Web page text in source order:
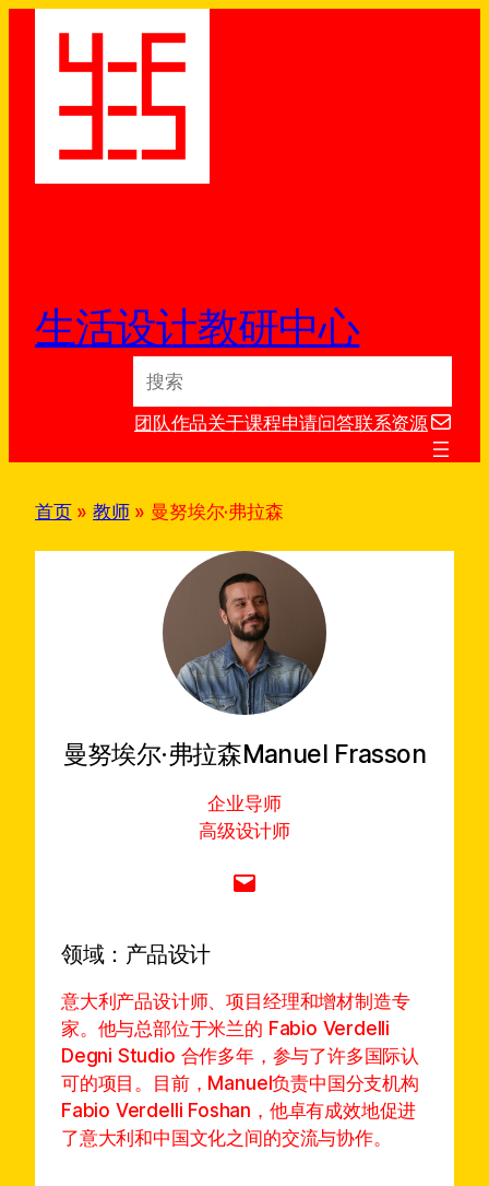
生活设计教研中心
a
h
团队作品关于课程申请问答联系资源电子邮件
首页»教师» 曼努埃尔·弗拉森
曼努埃尔·弗拉森Manuel Frasson
企业导师
高级设计师
Mail
领域： 产品设计
意大利产品设计师、项目经理和增材制造专
家。他与总部位于米兰的 Fabio Verdelli
Degni Studio 合作多年，参与了许多国际认
可的项目。目前，Manuel负责中国分支机构
Fabio Verdelli Foshan，他卓有成效地促进
了意大利和中国文化之间的交流与协作。